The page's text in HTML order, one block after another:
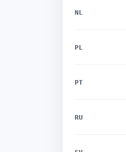
NL
PL
PT
RU